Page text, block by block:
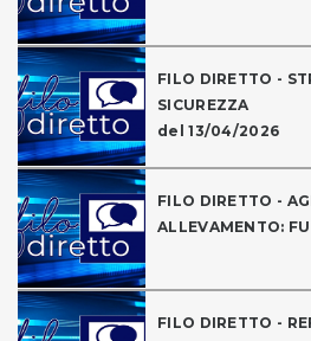
FILO DIRETTO -
SICUREZZA
del 13/04/2026
FILO DIRETTO -
ALLEVAMENTO:
FILO DIRETTO -